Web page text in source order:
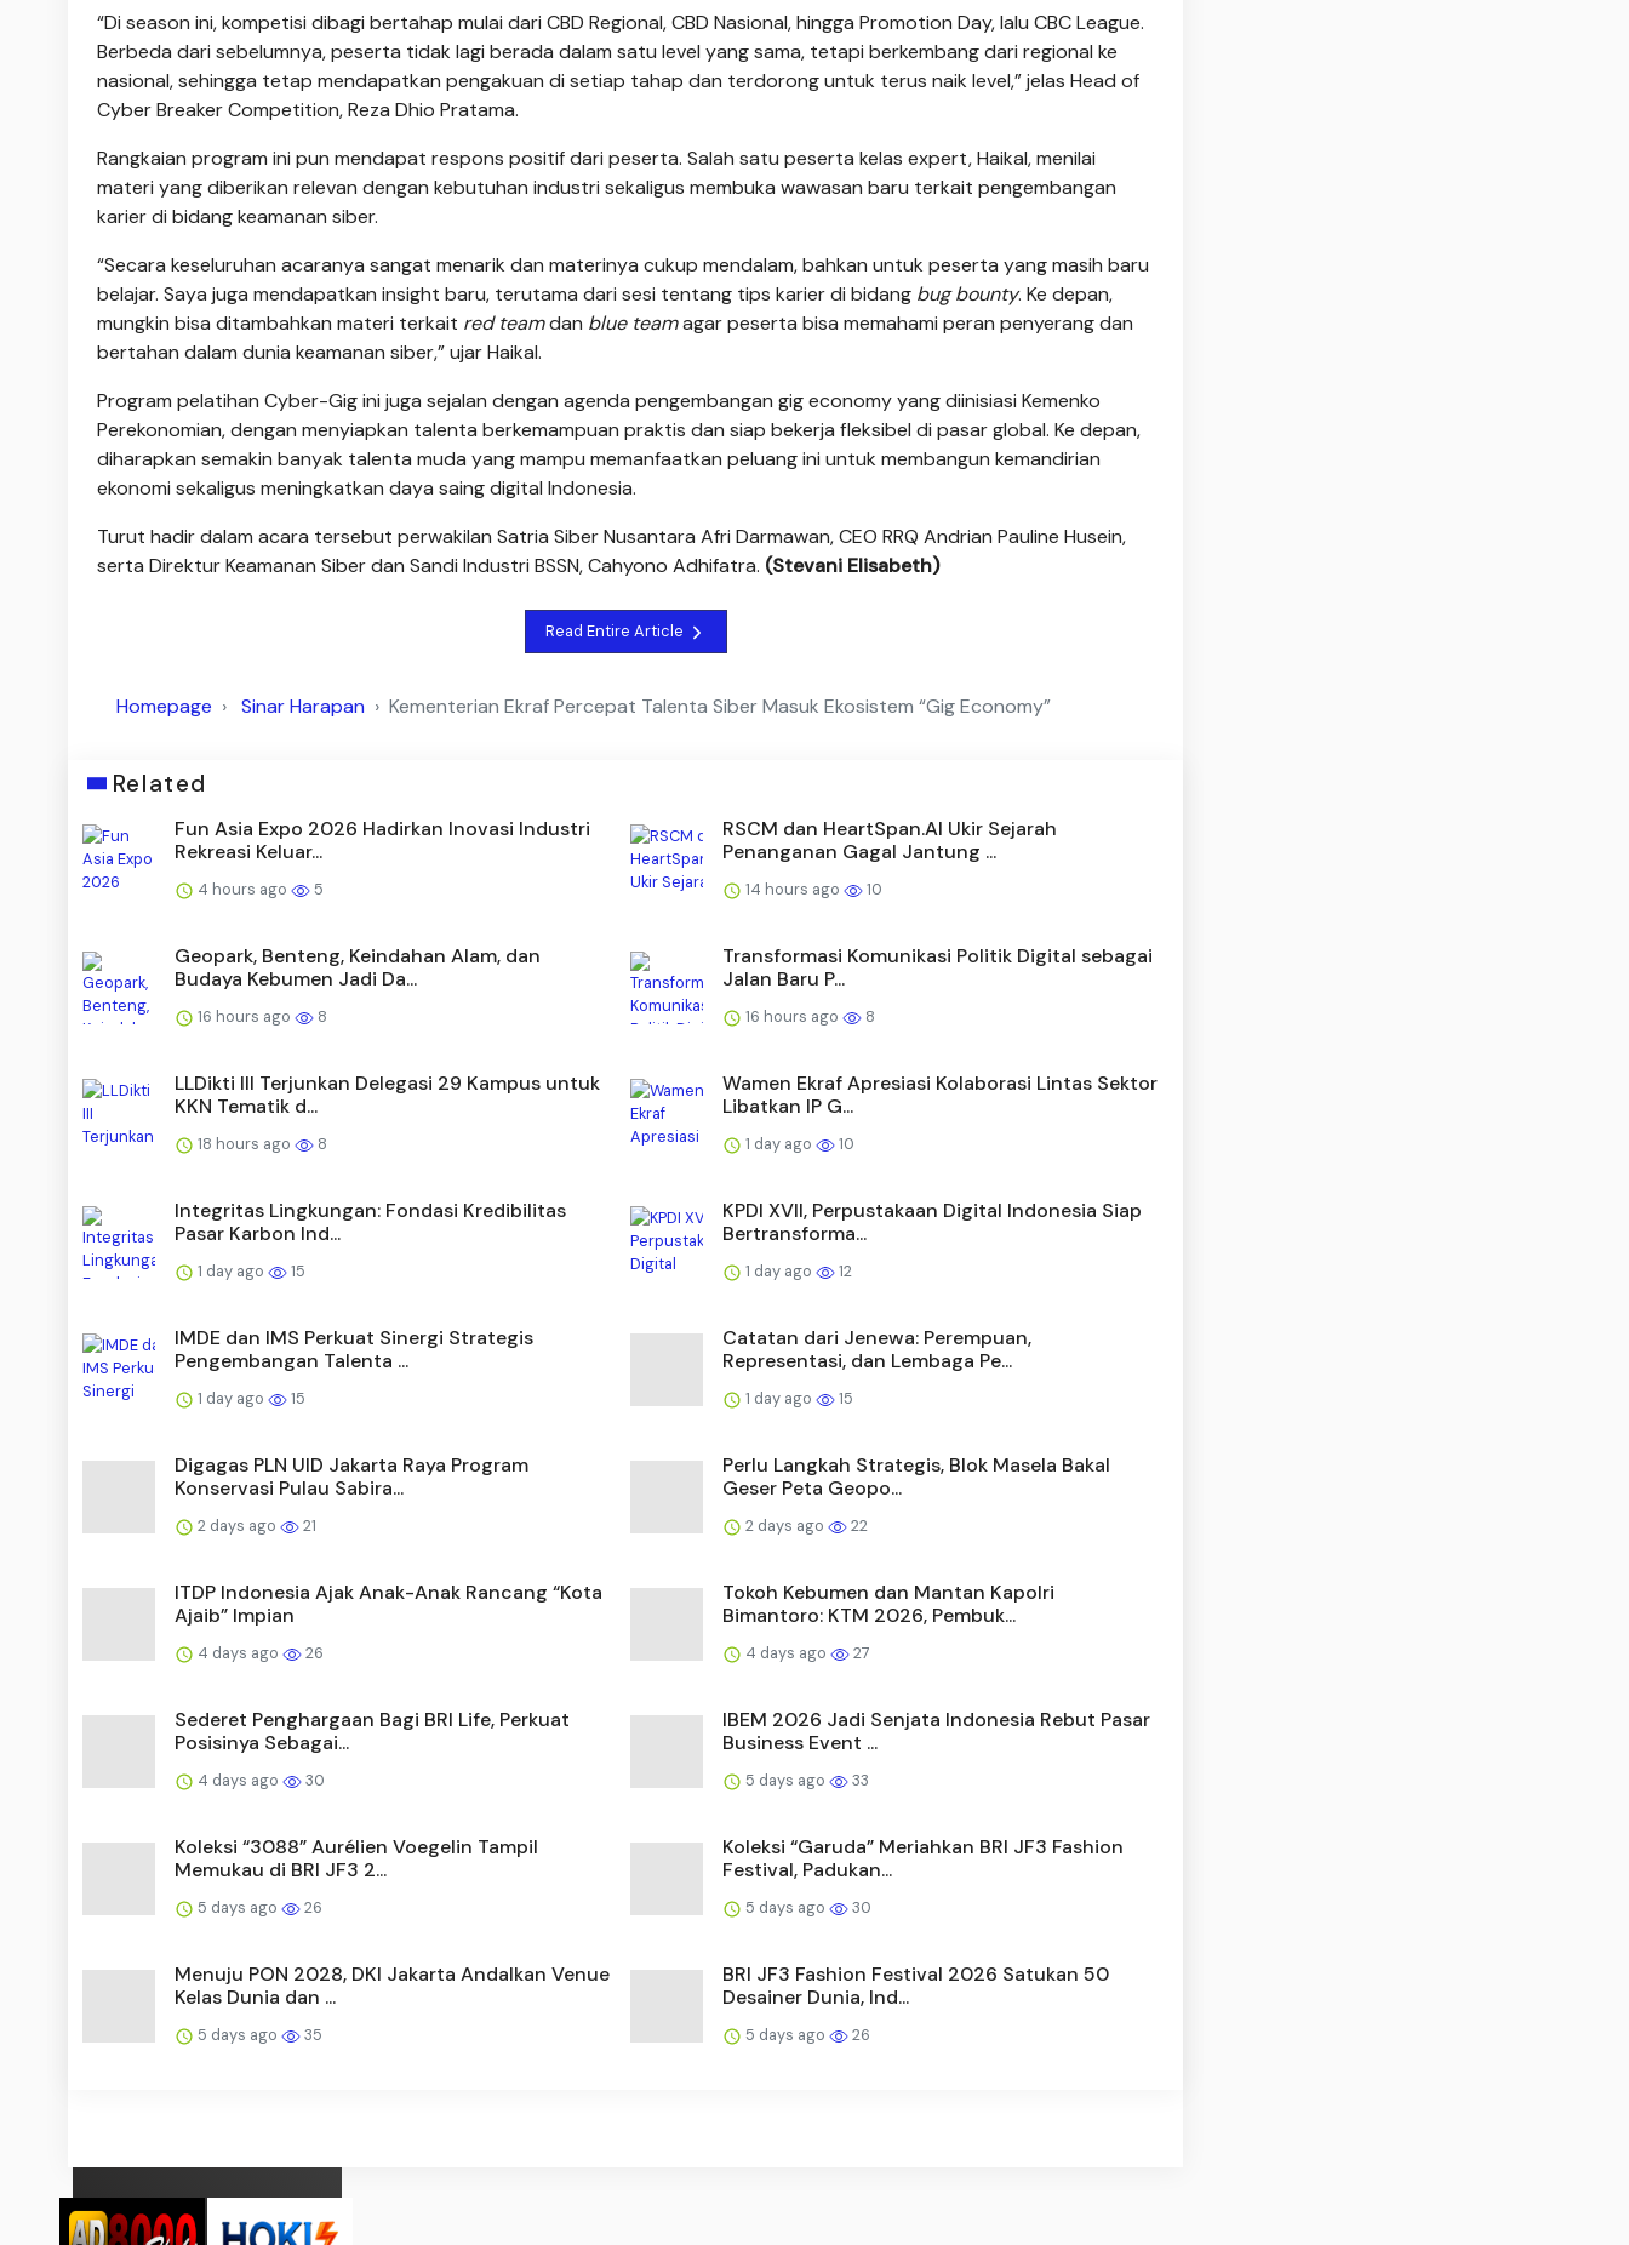
“Di season ini, kompetisi dibagi bertahap mulai dari CBD Regional, CBD Nasional, hingga Promotion Day, lalu CBC League.
Berbeda dari sebelumnya, peserta tidak lagi berada dalam satu level yang sama, tetapi berkembang dari regional ke
nasional, sehingga tetap mendapatkan pengakuan di setiap tahap dan terdorong untuk terus naik level,” jelas Head of
Cyber Breaker Competition, Reza Dhio Pratama.
Rangkaian program ini pun mendapat respons positif dari peserta. Salah satu peserta kelas expert, Haikal, menilai
materi yang diberikan relevan dengan kebutuhan industri sekaligus membuka wawasan baru terkait pengembangan
karier di bidang keamanan siber.
“Secara keseluruhan acaranya sangat menarik dan materinya cukup mendalam, bahkan untuk peserta yang masih baru
belajar. Saya juga mendapatkan insight baru, terutama dari sesi tentang tips karier di bidang bug bounty. Ke depan,
mungkin bisa ditambahkan materi terkait red teamdan blue teamagar peserta bisa memahami peran penyerang dan
bertahan dalam dunia keamanan siber,” ujar Haikal.
Program pelatihan Cyber-Gig ini juga sejalan dengan agenda pengembangan gig economy yang diinisiasi Kemenko
Perekonomian, dengan menyiapkan talenta berkemampuan praktis dan siap bekerja fleksibel di pasar global. Ke depan,
diharapkan semakin banyak talenta muda yang mampu memanfaatkan peluang ini untuk membangun kemandirian
ekonomi sekaligus meningkatkan daya saing digital Indonesia.
Turut hadir dalam acara tersebut perwakilan Satria Siber Nusantara Afri Darmawan, CEO RRQ Andrian Pauline Husein,
serta Direktur Keamanan Siber dan Sandi Industri BSSN, Cahyono Adhifatra. (Stevani Elisabeth)
Read Entire Article
Homepage Sinar Harapan Kementerian Ekraf Percepat Talenta Siber Masuk Ekosistem “Gig Economy”
Related
Fun Asia Expo 2026 Hadirkan Inovasi Industri
Rekreasi Keluar...
4 hours ago 5
RSCM dan HeartSpan.AI Ukir Sejarah
Penanganan Gagal Jantung ...
14 hours ago 10
Geopark, Benteng, Keindahan Alam, dan
Budaya Kebumen Jadi Da...
16 hours ago 8
Transformasi Komunikasi Politik Digital sebagai
Jalan Baru P...
16 hours ago 8
LLDikti III Terjunkan Delegasi 29 Kampus untuk
KKN Tematik d...
18 hours ago 8
Wamen Ekraf Apresiasi Kolaborasi Lintas Sektor
Libatkan IP G...
1 day ago 10
Integritas Lingkungan: Fondasi Kredibilitas
Pasar Karbon Ind...
1 day ago 15
KPDI XVII, Perpustakaan Digital Indonesia Siap
Bertransforma...
1 day ago 12
IMDE dan IMS Perkuat Sinergi Strategis
Pengembangan Talenta ...
1 day ago 15
Catatan dari Jenewa: Perempuan,
Representasi, dan Lembaga Pe...
1 day ago 15
Digagas PLN UID Jakarta Raya Program
Konservasi Pulau Sabira...
2 days ago 21
Perlu Langkah Strategis, ​Blok Masela Bakal
Geser Peta Geopo...
2 days ago 22
ITDP Indonesia Ajak Anak-Anak Rancang “Kota
Ajaib” Impian
4 days ago 26
Tokoh Kebumen dan Mantan Kapolri
Bimantoro: KTM 2026, Pembuk...
4 days ago 27
Sederet Penghargaan Bagi BRI Life, Perkuat
Posisinya Sebagai...
4 days ago 30
IBEM 2026 Jadi Senjata Indonesia Rebut Pasar
Business Event ...
5 days ago 33
Koleksi “3088” Aurélien Voegelin Tampil
Memukau di BRI JF3 2...
5 days ago 26
Koleksi “Garuda” Meriahkan BRI JF3 Fashion
Festival, Padukan...
5 days ago 30
Menuju PON 2028, DKI Jakarta Andalkan Venue
Kelas Dunia dan ...
5 days ago 35
BRI JF3 Fashion Festival 2026 Satukan 50
Desainer Dunia, Ind...
5 days ago 26